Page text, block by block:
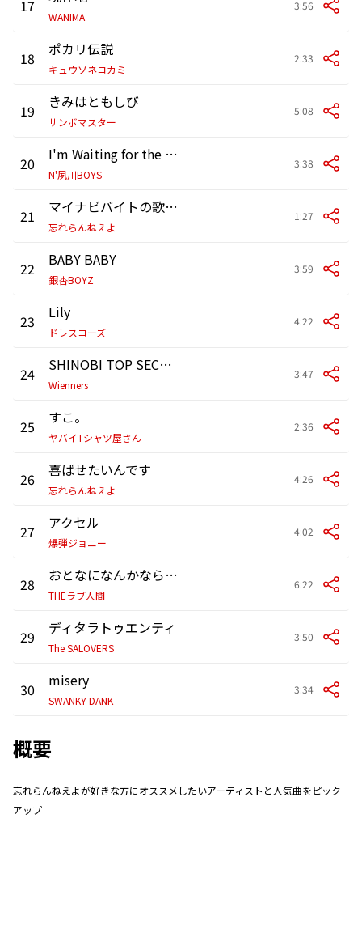
17
WANIMA
3:56
18 ポカリ伝説
キュウソネコカミ
2:33
19 きみはともしび
サンボマスター
5:08
20 I'm Waiting for the AH〜
N'夙川BOYS
3:38
21 マイナビバイトの歌 (2017)
忘れらんねえよ
1:27
22 BABY BABY
銀杏BOYZ
3:59
23 Lily
ドレスコーズ
4:22
24 SHINOBI TOP SECRET
Wienners
3:47
25 すこ。
ヤバイTシャツ屋さん
2:36
26 喜ばせたいんです
忘れらんねえよ
4:26
27 アクセル
爆弾ジョニー
4:02
28 おとなになんかならなくていいのに
THEラブ人間
6:22
29 ディタラトゥエンティ
The SALOVERS
3:50
30 misery
SWANKY DANK
3:34
概要
忘れらんねえよが好きな方にオススメしたいアーティストと人気曲をピック
アップ